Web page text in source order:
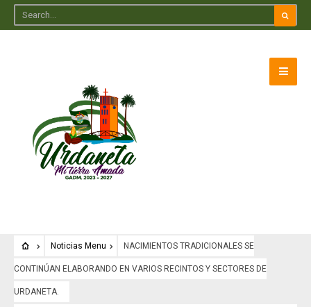
Noticias Menu NACIMIENTOS TRADICIONALES SE
CONTINÚAN ELABORANDO EN VARIOS RECINTOS Y SECTORES DE
URDANETA.